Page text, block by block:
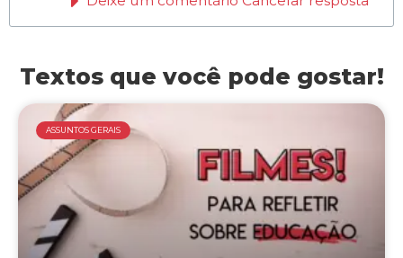
Textos que você pode gostar!
ASSUNTOS GERAIS